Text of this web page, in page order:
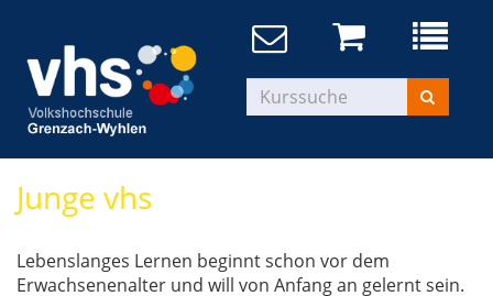
Junge vhs
Lebenslanges Lernen beginnt schon vor dem
Erwachsenenalter und will von Anfang an gelernt sein.